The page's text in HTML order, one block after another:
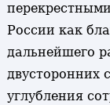
России как
дальнейшего
двусторонних
углубления